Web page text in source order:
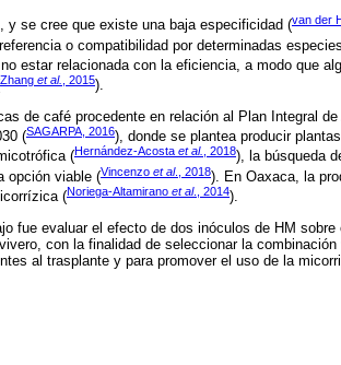
y se cree que existe una baja especificidad (van der
o compatibilidad por determinadas
estar relacionada con la eficiencia, a modo que
Zhang et al. , 2015).
de café procedente en relación al Plan Integral
(SAGARPA, 2016), donde se plantea producir
(Hernández-Acosta et al. , 2018), la búsqueda
opción viable (Vincenzo et al., 2018). En Oaxaca, la
(Noriega-Altamirano et al., 2014).
fue evaluar el efecto de dos inóculos de HM
con la finalidad de seleccionar la combinación
al trasplante y para promover el uso de la